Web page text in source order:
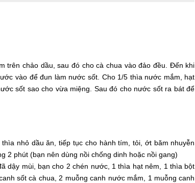
trên chảo dầu, sau đó cho cà chua vào đảo đều. Đến khi
vào để đun làm nước sốt. Cho 1/5 thìa nước mắm, hạt
sốt sao cho vừa miệng. Sau đó cho nước sốt ra bát để
nhỏ dầu ăn, tiếp tục cho hành tím, tỏi, ớt băm nhuyễn
2 phút (bạn nên dùng nồi chống dinh hoặc nồi gang)
dậy mùi, bạn cho 2 chén nước, 1 thìa hạt nêm, 1 thìa bột
sốt cà chua, 2 muỗng canh nước mắm, 1 muỗng canh